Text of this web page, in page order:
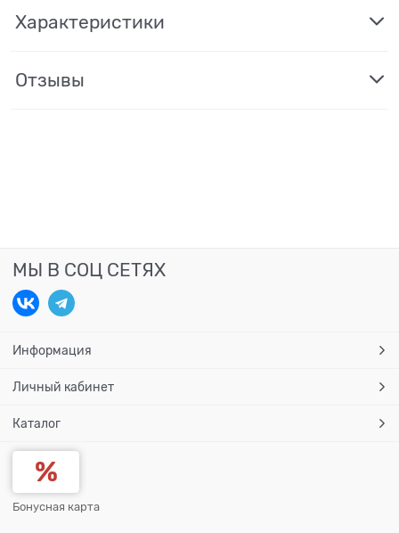
Характеристики
Отзывы
МЫ В СОЦ СЕТЯХ
Информация
Личный кабинет
Каталог
Бонусная карта